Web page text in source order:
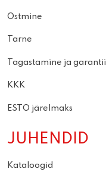
Ostmine
Tarne
Tagastamine ja garantii
KKK
ESTO järelmaks
JUHENDID
Kataloogid